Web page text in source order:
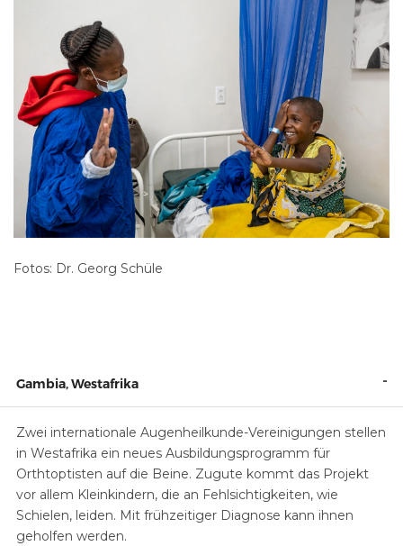
Fotos: Dr. Georg Schüle
Gambia, Westafrika -
Zwei internationale Augenheilkunde-Vereinigungen stellen
in Westafrika ein neues Ausbildungsprogramm für
Orthtoptisten auf die Beine. Zugute kommt das Projekt
vor allem Kleinkindern, die an Fehlsichtigkeiten, wie
Schielen, leiden. Mit frühzeitiger Diagnose kann ihnen
geholfen werden.